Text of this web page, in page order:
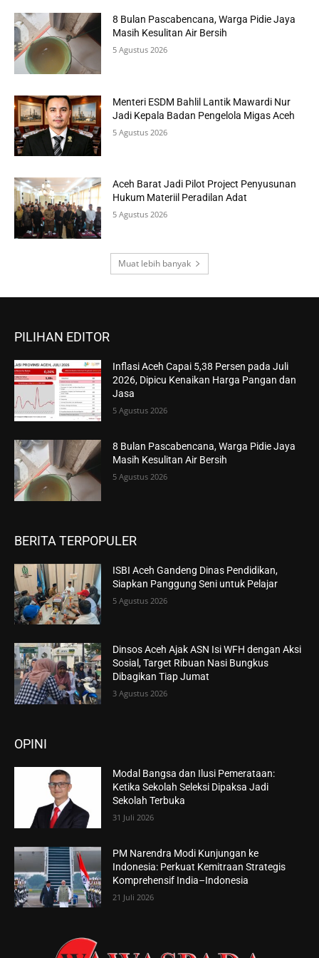
8 Bulan Pascabencana, Warga Pidie Jaya
Masih Kesulitan Air Bersih
5 Agustus 2026
Menteri ESDM Bahlil Lantik Mawardi Nur
Jadi Kepala Badan Pengelola Migas Aceh
5 Agustus 2026
Aceh Barat Jadi Pilot Project Penyusunan
Hukum Materiil Peradilan Adat
5 Agustus 2026
Muat lebih banyak
PILIHAN EDITOR
Inflasi Aceh Capai 5,38 Persen pada Juli
2026, Dipicu Kenaikan Harga Pangan dan
Jasa
5 Agustus 2026
8 Bulan Pascabencana, Warga Pidie Jaya
Masih Kesulitan Air Bersih
5 Agustus 2026
BERITA TERPOPULER
ISBI Aceh Gandeng Dinas Pendidikan,
Siapkan Panggung Seni untuk Pelajar
5 Agustus 2026
Dinsos Aceh Ajak ASN Isi WFH dengan Aksi
Sosial, Target Ribuan Nasi Bungkus
Dibagikan Tiap Jumat
3 Agustus 2026
OPINI
Modal Bangsa dan Ilusi Pemerataan:
Ketika Sekolah Seleksi Dipaksa Jadi
Sekolah Terbuka
31 Juli 2026
PM Narendra Modi Kunjungan ke
Indonesia: Perkuat Kemitraan Strategis
Komprehensif India–Indonesia
21 Juli 2026